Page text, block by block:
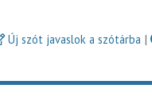
Új szót javaslok a szótárba |